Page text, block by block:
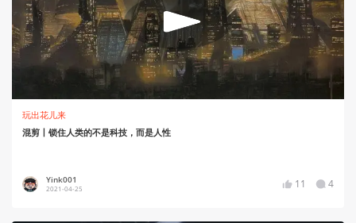
玩出花儿来
混剪丨锁住人类的不是科技，而是人性
Yink001
2021-04-25 11 4